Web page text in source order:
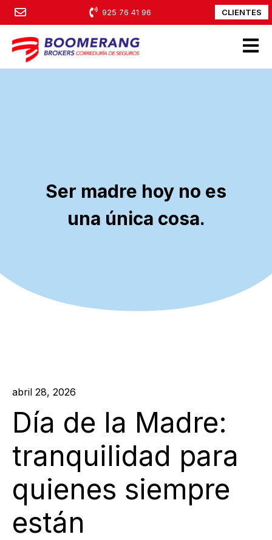
925 76 41 96 CLIENTES
Open
Ser madre hoy no es
una única cosa.
abril 28, 2026
Día de la Madre:
tranquilidad para
quienes siempre
están